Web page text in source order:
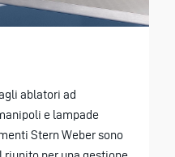
ablatori ad
e lampade
Stern Weber sono